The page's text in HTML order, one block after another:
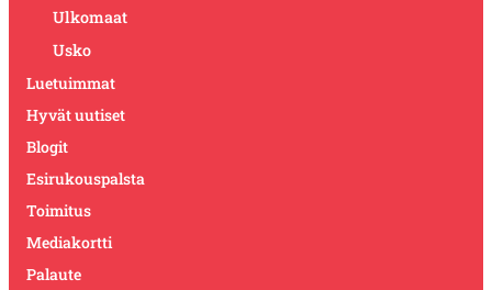
Ulkomaat
Usko
Luetuimmat
Hyvät uutiset
Blogit
Esirukouspalsta
Toimitus
Mediakortti
Palaute